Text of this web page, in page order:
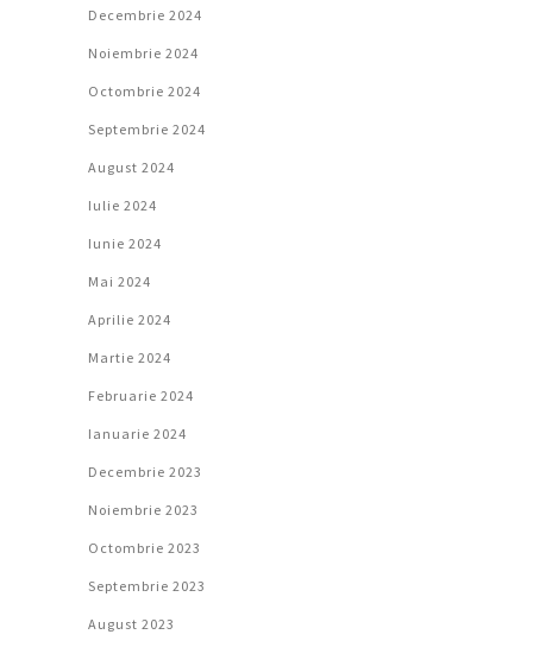
Decembrie 2024
Noiembrie 2024
Octombrie 2024
Septembrie 2024
August 2024
Iulie 2024
Iunie 2024
Mai 2024
Aprilie 2024
Martie 2024
Februarie 2024
Ianuarie 2024
Decembrie 2023
Noiembrie 2023
Octombrie 2023
Septembrie 2023
August 2023